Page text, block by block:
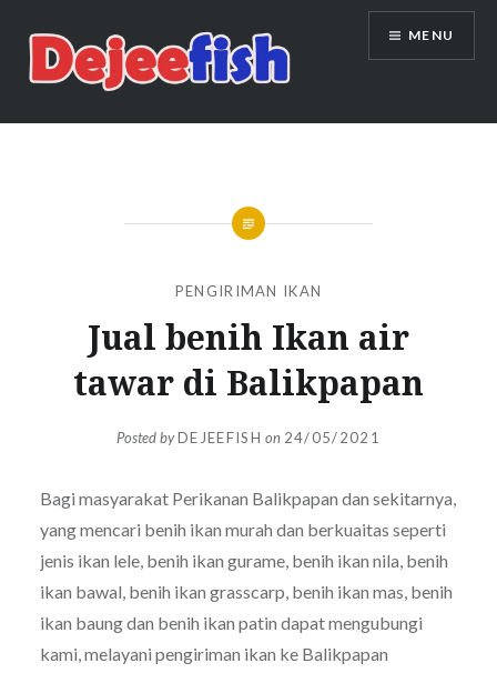
content
DEJEEFISH | PRODUSEN BENIH
MENU
PENGIRIMAN IKAN
Jual benih Ikan air
tawar di Balikpapan
Posted byDEJEEFISH on 24/05/2021
Bagi masyarakat Perikanan Balikpapan dan sekitarnya,
yang mencari benih ikan murah dan berkuaitas seperti
jenis ikan lele, benih ikan gurame, benih ikan nila, benih
ikan bawal, benih ikan grasscarp, benih ikan mas, benih
ikan baung dan benih ikan patin dapat mengubungi
kami, melayani pengiriman ikan ke Balikpapan